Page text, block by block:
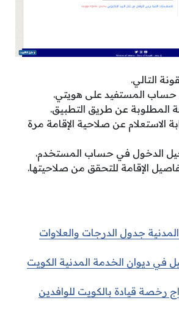
التالي.
المستفيد على هويتي.
المطلوبة عن طريق التطبيق.
الاستعلام عن صلاحية الإقامة مرة
الدخول في حساب المستخدم.
الإقامة للتحقق من صلاحيتها.
جدول الدرجات والعلاوات
في ديوان الخدمة المدنية الكويت
رخصة قيادة بالكويت للوافدين